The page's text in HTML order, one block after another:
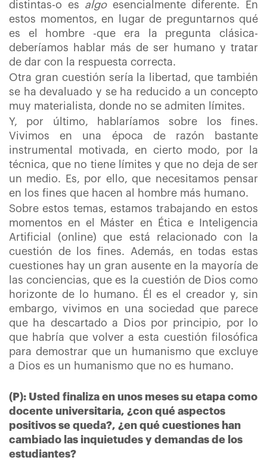
distintas-o es algoesencialmente diferente. En
estos momentos, en lugar de preguntarnos qué
es el hombre -que era la pregunta clásica-
deberíamos hablar más de ser humano y tratar
de dar con la respuesta correcta.
Otra gran cuestión sería la libertad, que también
se ha devaluado y se ha reducido a un concepto
muy materialista, donde no se admiten límites.
Y, por último, hablaríamos sobre los fines.
Vivimos en una época de razón bastante
instrumental motivada, en cierto modo, por la
técnica, que no tiene límites y que no deja de ser
un medio. Es, por ello, que necesitamos pensar
en los fines que hacen al hombre más humano.
Sobre estos temas, estamos trabajando en estos
momentos en el Máster en Ética e Inteligencia
Artificial (online) que está relacionado con la
cuestión de los fines. Además, en todas estas
cuestiones hay un gran ausente en la mayoría de
las conciencias, que es la cuestión de Dios como
horizonte de lo humano. Él es el creador y, sin
embargo, vivimos en una sociedad que parece
que ha descartado a Dios por principio, por lo
que habría que volver a esta cuestión filosófica
para demostrar que un humanismo que excluye
a Dios es un humanismo que no es humano.
(P): Usted finaliza en unos meses su etapa como
docente universitaria, ¿con qué aspectos
positivos se queda?, ¿en qué cuestiones han
cambiado las inquietudes y demandas de los
estudiantes?